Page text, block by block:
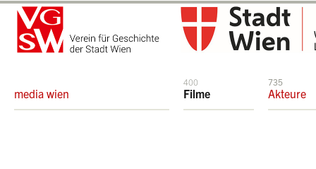
media wien
400
Filme
735
Akteure